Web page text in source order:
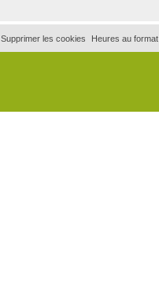
Heures au format
Supprimer les cookies